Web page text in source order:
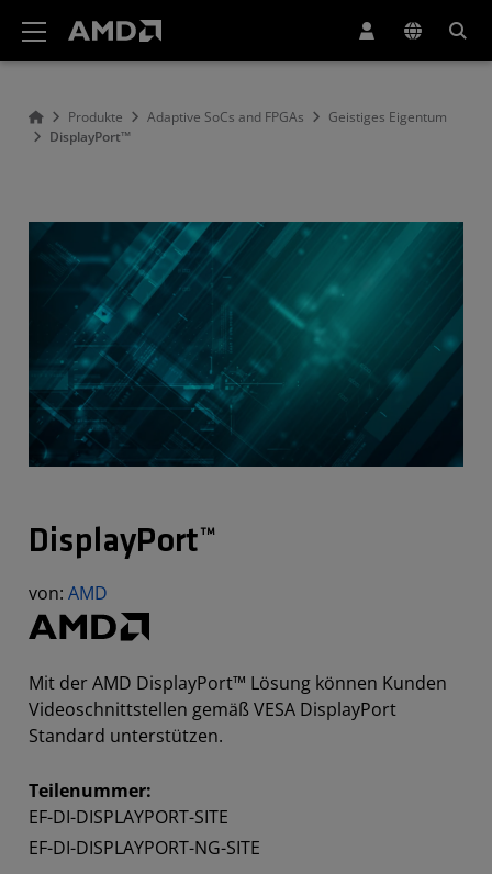
Produkte Adaptive SoCs and FPGAs
Geistiges Eigentum
DisplayPort™
DisplayPort™
von: AMD
Mit der AMD DisplayPort™ Lösung können Kunden
Videoschnittstellen gemäß VESA DisplayPort
Standard unterstützen.
Teilenummer:
EF-DI-DISPLAYPORT-SITE
EF-DI-DISPLAYPORT-NG-SITE